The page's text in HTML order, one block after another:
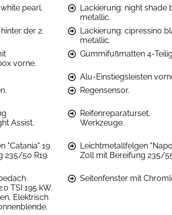
pearl.
Lackierung: night shade
metallic.
der 2.
Lackierung: cipressino
metallic.
vorne.
Gummifußmatten 4-Teilig
Alu-Einstiegsleisten
Regensensor.
Assist.
Reifenreparaturset,
Werkzeuge.
"Catania" 19
235/50 R19.
Leichtmetallfelgen
Zoll mit Bereifung 235/
TSI 195 kW.
Elektrisch
Seitenfenster mit